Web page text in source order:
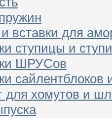
вставки для
ступицы и
ШРУСов
сайлентблоков
для хомутов и